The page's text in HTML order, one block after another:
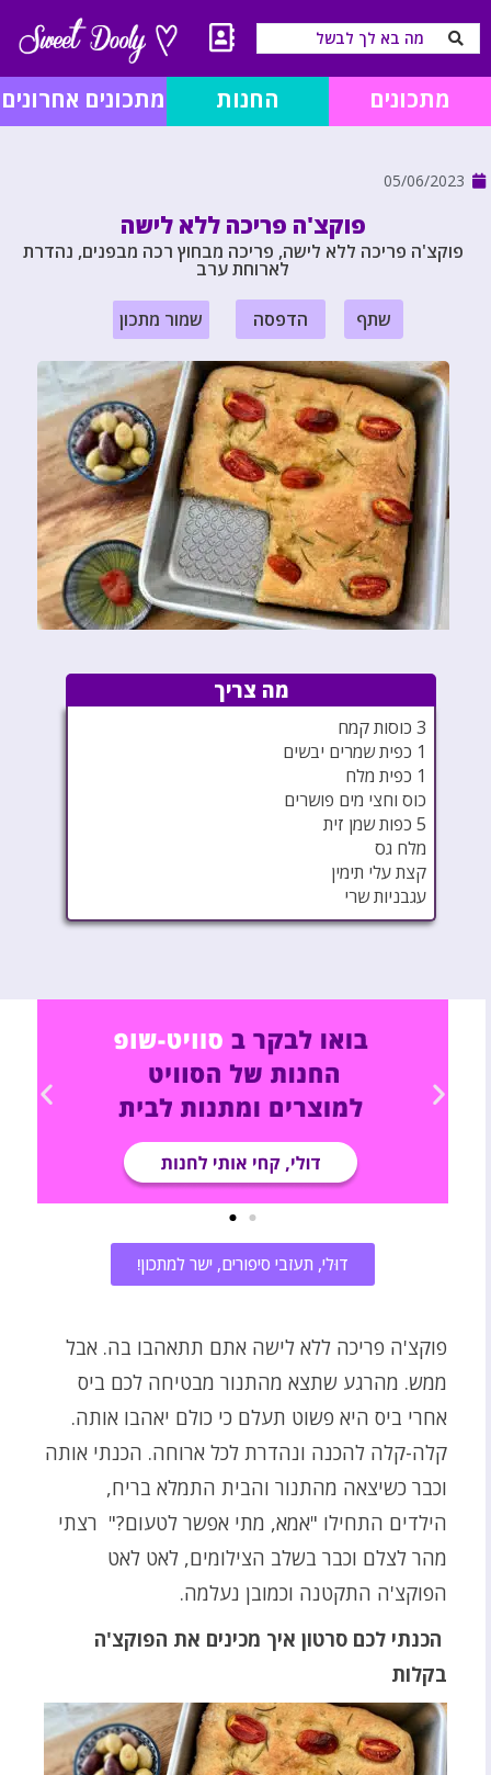
מתכונים החנות מתכונים אחרונים
05/06/2023
פוקצ'ה פריכה ללא לישה
פוקצ'ה פריכה ללא לישה, פריכה מבחוץ רכה מבפנים, נהדרת
לארוחת ערב
שתף הדפסה שמור מתכון
מה צריך
3 כוסות קמח
1 כפית שמרים יבשים
1 כפית מלח
כוס וחצי מים פושרים
5 כפות שמן זית
מלח גס
קצת עלי תימין
עגבניות שרי
דוּלי, תעזבי סיפורים, ישר למתכון!
פוקצ'ה פריכה ללא לישה אתם תתאהבו בה. אבל
ממש. מהרגע שתצא מהתנור מבטיחה לכם ביס
אחרי ביס היא פשוט תעלם כי כולם יאהבו אותה.
קלה-קלה להכנה ונהדרת לכל ארוחה. הכנתי אותה
וכבר כשיצאה מהתנור והבית התמלא בריח,
הילדים התחילו "אמא, מתי אפשר לטעום?" רצתי
מהר לצלם וכבר בשלב הצילומים, לאט לאט
הפוקצ'ה התקטנה וכמובן נעלמה.
הכנתי לכם סרטון איך מכינים את הפוקצ'ה
בקלות